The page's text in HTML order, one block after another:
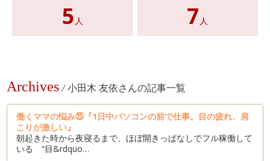
5 人 7 人
Archives / 小田木 友依さんの記事一覧
働くママの悩み㉕『1日中パソコンの前で仕事。目の疲れ、肩
こりが激しい』
朝起きた時から夜寝るまで、ほぼ開きっぱなしでフル稼働して
いる “目&rdquo…